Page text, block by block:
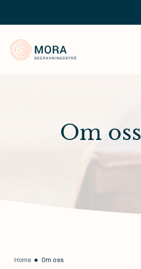
Om oss
Home Om oss